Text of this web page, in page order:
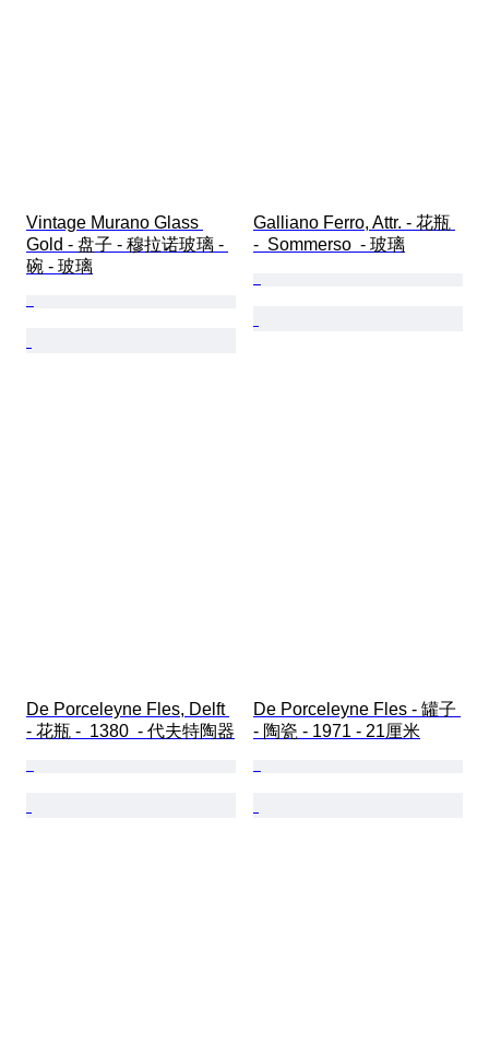
Vintage Murano Glass
Gold - 盘子 - 穆拉诺玻璃 -
碗 - 玻璃
Galliano Ferro, Attr. - 花瓶
-  Sommerso  - 玻璃
De Porceleyne Fles, Delft
- 花瓶 -  1380  - 代夫特陶器
De Porceleyne Fles - 罐子
- 陶瓷 - 1971 - 21厘米